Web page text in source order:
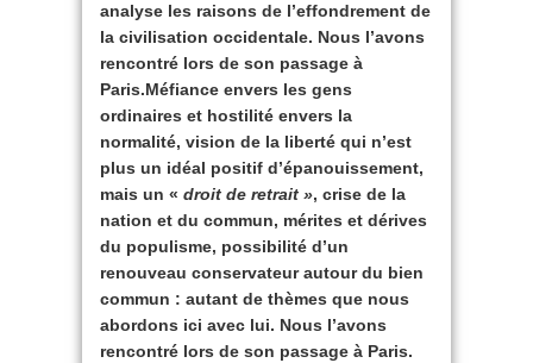
analyse les raisons de l’effondrement de
la civilisation occidentale. Nous l’avons
rencontré lors de son passage à
Paris.Méfiance envers les gens
ordinaires et hostilité envers la
normalité, vision de la liberté qui n’est
plus un idéal positif d’épanouissement,
mais un « droit de retrait », crise de la
nation et du commun, mérites et dérives
du populisme, possibilité d’un
renouveau conservateur autour du bien
commun : autant de thèmes que nous
abordons ici avec lui. Nous l’avons
rencontré lors de son passage à Paris.